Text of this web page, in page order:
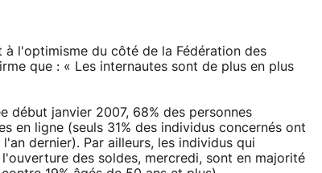
l'optimisme du côté de la Fédération des
que : « Les internautes sont de plus en plus
début janvier 2007, 68% des personnes
en ligne (seuls 31% des individus concernés ont
dernier). Par ailleurs, les individus qui
des soldes, mercredi, sont en majorité